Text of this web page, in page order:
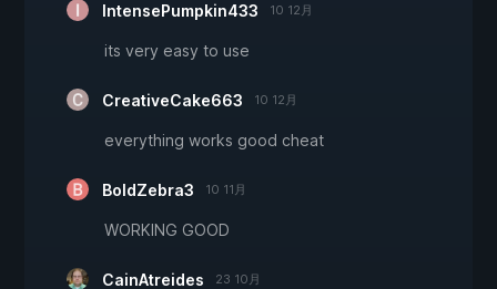
IntensePumpkin433 10 12月
its very easy to use
CreativeCake663 10 12月
everything works good cheat
BoldZebra3 10 11月
WORKING GOOD
CainAtreides 23 10月